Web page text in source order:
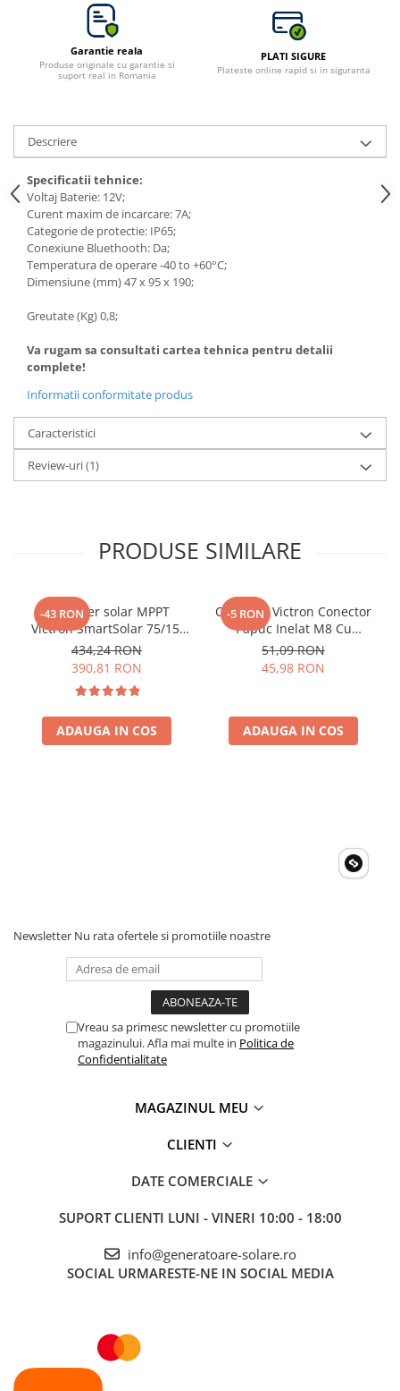
Garantie reala
Produse originale cu garantie si
suport real in Romania
PLATI SIGURE
Plateste online rapid si in siguranta
Descriere
Specificatii tehnice:
Voltaj Baterie: 12V;
Curent maxim de incarcare: 7A;
Categorie de protectie: IP65;
Conexiune Bluethooth: Da;
Temperatura de operare-40 to +60°C;
Dimensiune (mm) 47 x 95 x 190;
Greutate (Kg) 0,8;
Va rugam sa consultati cartea tehnica pentru detalii
complete!
Informatii conformitate produs
Caracteristici
Review-uri(1)
PRODUSE SIMILARE
-43 RON
Controler solar MPPT
Victron SmartSolar 75/15,
15A 12V/24V, cu Bluetooth
integrat
434,24 RON
390,81 RON
ADAUGA IN COS
-5 RON
Conector Victron Conector
Papuc Inelat M8 Cu
Siguranta Fuzibila Ato De
30A Bpc900110014 M8,
siguranta (BPC900110014)
51,09 RON
45,98 RON
ADAUGA IN COS
Newsletter Nu rata ofertele si promotiile noastre
Vreau sa primesc newsletter cu promotiile
magazinului. Afla mai multe in Politica de
Confidentialitate
MAGAZINUL MEU
CLIENTI
DATE COMERCIALE
SUPORT CLIENTI LUNI - VINERI 10:00 - 18:00
info@generatoare-solare.ro
SOCIAL URMARESTE-NE IN SOCIAL MEDIA